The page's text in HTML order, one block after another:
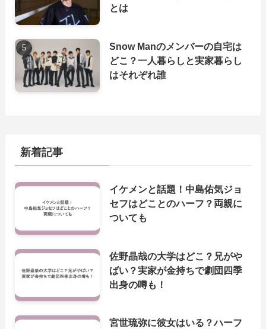
とは
Snow Manのメンバーの自宅は
どこ？一人暮らしと実家暮らし
はそれぞれ誰
新着記事
イケメンと話題！中島佑気ジョ
セフはどことのハーフ？両親に
ついても
佐野晶哉の大学はどこ？兄がや
ばい？実家が金持ちで劇団四季
出身の噂も！
宮世琉弥に彼女はいる？ハーフ